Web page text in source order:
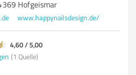
Hofgeismar
www.happynailsdesign.de/
4,60 / 5,00
(1 Quelle)